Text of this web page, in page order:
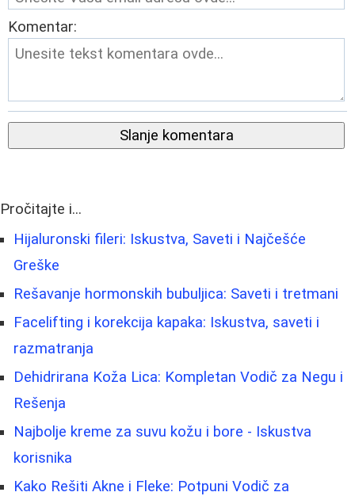
Komentar:
Slanje komentara
Pročitajte i...
Hijaluronski fileri: Iskustva, Saveti i Najčešće
Greške
Rešavanje hormonskih bubuljica: Saveti i tretmani
Facelifting i korekcija kapaka: Iskustva, saveti i
razmatranja
Dehidrirana Koža Lica: Kompletan Vodič za Negu i
Rešenja
Najbolje kreme za suvu kožu i bore - Iskustva
korisnika
Kako Rešiti Akne i Fleke: Potpuni Vodič za